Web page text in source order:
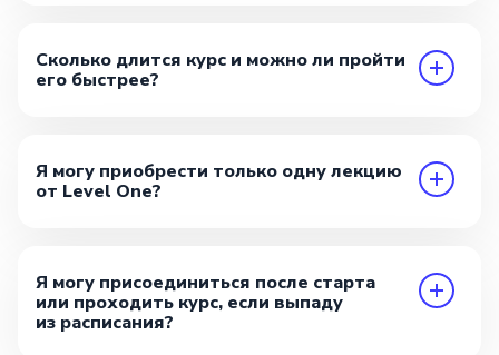
Сколько длится курс и можно ли пройти
его быстрее?
Я могу приобрести только одну лекцию
от Level One?
Я могу присоединиться после старта
или проходить курс, если выпаду
из расписания?